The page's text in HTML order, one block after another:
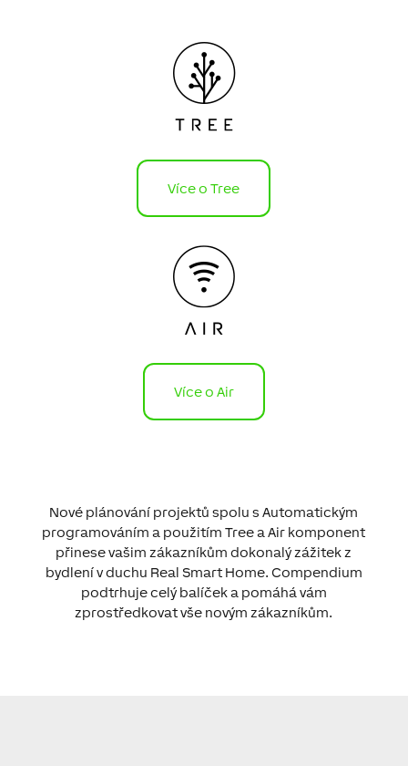
Více o Tree
Více o Air
Nové plánování projektů spolu s Automatickým
programováním a použitím Tree a Air komponent
přinese vašim zákazníkům dokonalý zážitek z
bydlení v duchu Real Smart Home. Compendium
podtrhuje celý balíček a pomáhá vám
zprostředkovat vše novým zákazníkům.